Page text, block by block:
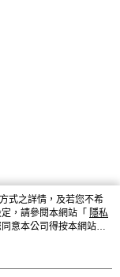
式之詳情，及若您不希
，請參閱本網站「 隱私
意本公司得按本網站使